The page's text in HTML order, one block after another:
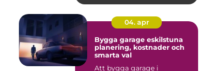
04. apr
Bygga garage eskilstuna
planering, kostnader och
smarta val
Att bygga garage i